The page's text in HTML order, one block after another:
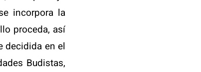
incorpora la
proceda, así
decidida en el
Budistas,